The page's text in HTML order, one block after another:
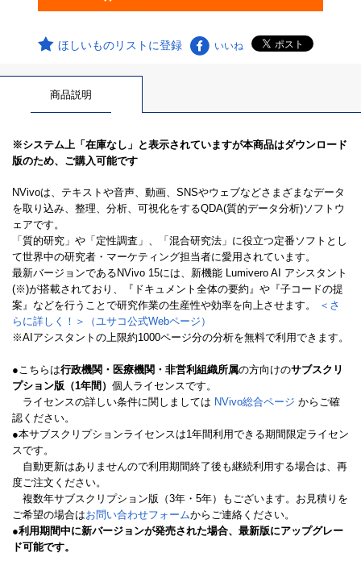
ほしいものリストに登録 いいね
商品説明
※システム上「在庫なし」と表示されていますが本商品はダウンロード
版のため、ご購入可能です
NVivoは、テキストや音声、動画、SNSやウェブなどさまざまなデータ
を取り込み、整理、分析、可視化をするQDA(質的データ分析)ソフトウ
ェアです。
「質的研究」や「定性調査」、「混合研究法」に役立つ定番ソフトとし
て世界中の研究者・マーケティング担当者に愛用されています。
最新バージョンであるNVivo 15には、新機能 Lumivero AI アシスタント
(※)が搭載されており、『ドキュメント全体の要約』や『子コードの提
案』などを行うことで研究作業の生産性や効率を向上させます。
＜さ
らに詳しく！＞（ユサコ公式Webページ）
※AIアシスタントの上限約1000ページ分の分析を無料で利用できます。
●こちらは行政機関・医療機関・非営利組織所属の方向けのサブスクリ
プション版（1年間） 個人ライセンスです。
ライセンスの詳しい条件に関しましては NVivo総合ページ からご確
認ください。
●本サブスクリプションライセンスは1年間利用できる期間限定ライセン
スです。
自動更新はありませんので利用期間終了後も継続利用する場合は、再
度ご注文ください。
複数年サブスクリプション版（3年・5年）もございます。お見積りを
ご希望の場合はお問い合わせフォームからご連絡ください。
●利用期間中に新バージョンが発売された場合、最新版にアップグレー
ド可能です。